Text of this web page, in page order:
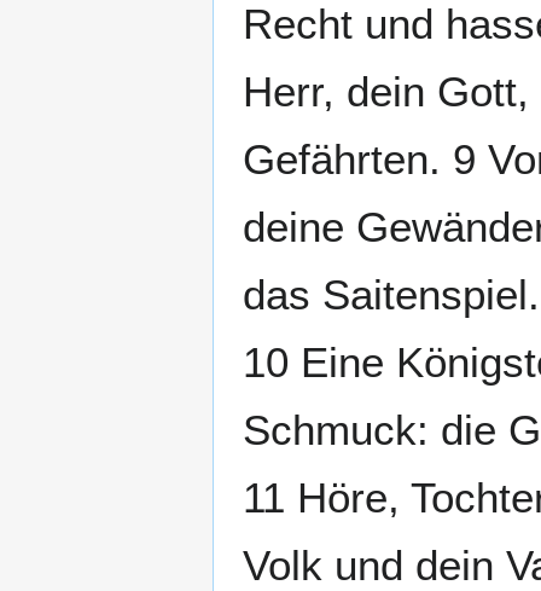
Recht und
Herr, dein
Gefährten. 9
deine
das Saitenspiel.
10 Eine
Schmuck: die
11 Höre,
Volk und dein